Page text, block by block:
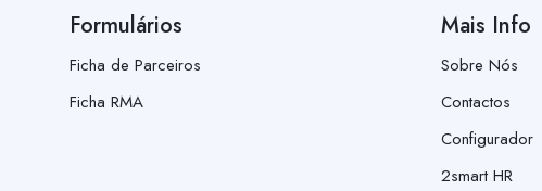
Formulários
Ficha de Parceiros
Ficha RMA
Mais Info
Sobre Nós
Contactos
Configurador
2smart HR